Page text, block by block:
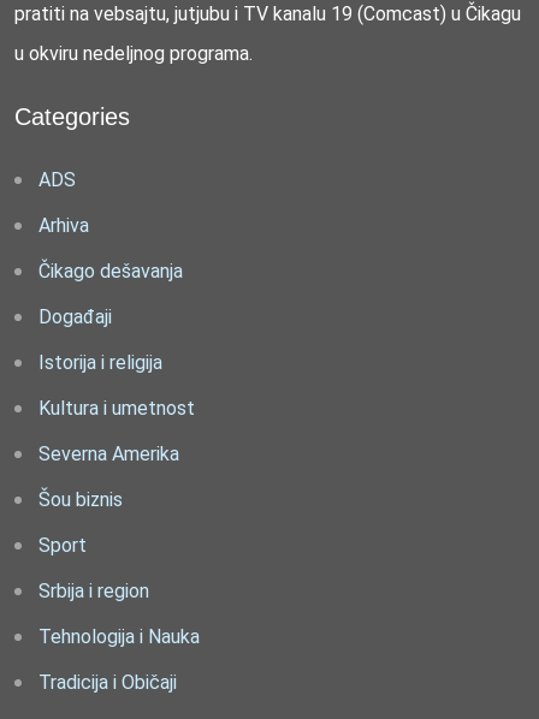
pratiti na vebsajtu, jutjubu i TV kanalu 19 (Comcast) u Čikagu
u okviru nedeljnog programa.
Categories
ADS
Arhiva
Čikago dešavanja
Događaji
Istorija i religija
Kultura i umetnost
Severna Amerika
Šou biznis
Sport
Srbija i region
Tehnologija i Nauka
Tradicija i Običaji